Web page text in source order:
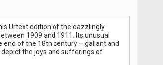
Urtext edition of the dazzlingly
1909 and 1911. Its unusual
end of the 18th century – gallant and
depict the joys and sufferings of